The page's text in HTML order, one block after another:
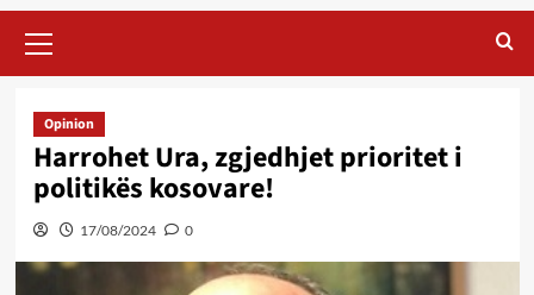
Menu
Opinion
Harrohet Ura, zgjedhjet prioritet i
politikës kosovare!
17/08/2024 0